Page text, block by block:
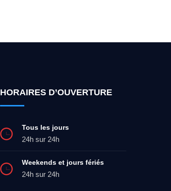
HORAIRES D’OUVERTURE
Tous les jours
24h sur 24h
Weekends et jours fériés
24h sur 24h